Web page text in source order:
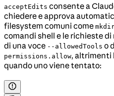
acceptEdits consente a
chiedere e approva
filesystem comuni come
comandi shell e le richieste
di una voce --allowedTools o
permissions.allow, altrimenti
quando uno viene tentato: